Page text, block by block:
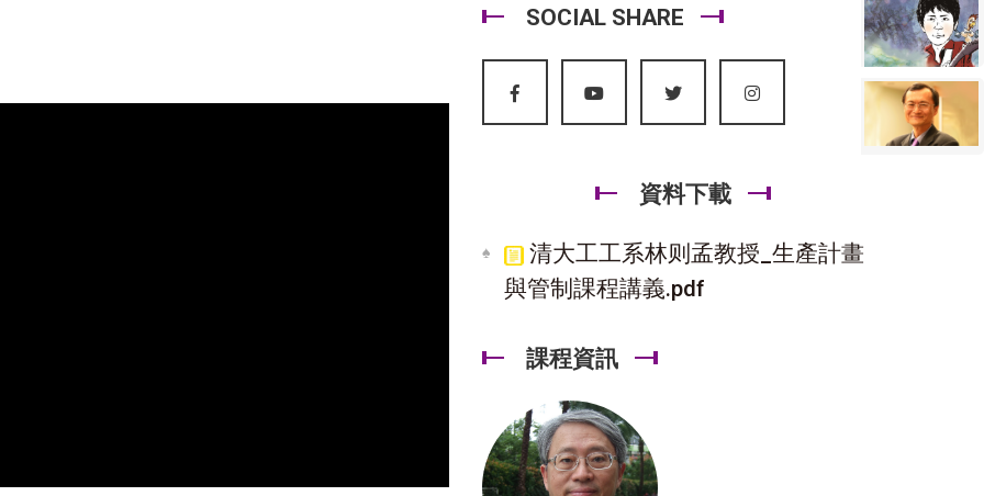
SOCIAL SHARE
資料下載
清大工工系林则孟教授_生產計畫
與管制課程講義.pdf
課程資訊